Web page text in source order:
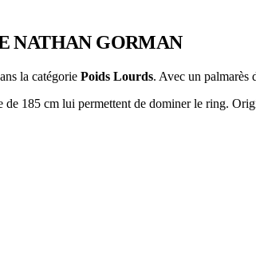
NATHAN GORMAN
la catégorie Poids Lourds. Avec un palmarès
185 cm lui permettent de dominer le ring.